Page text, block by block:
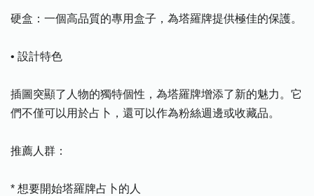
硬盒：一個高品質的專用盒子，為塔羅牌提供極佳的保護。
• 設計特色
插圖突顯了人物的獨特個性，為塔羅牌增添了新的魅力。它
們不僅可以用於占卜，還可以作為粉絲週邊或收藏品。
推薦人群：
* 想要開始塔羅牌占卜的人